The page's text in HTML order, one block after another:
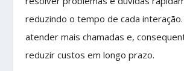
reduzindo o tempo de cada
atender mais chamadas e,
reduzir custos em longo prazo.